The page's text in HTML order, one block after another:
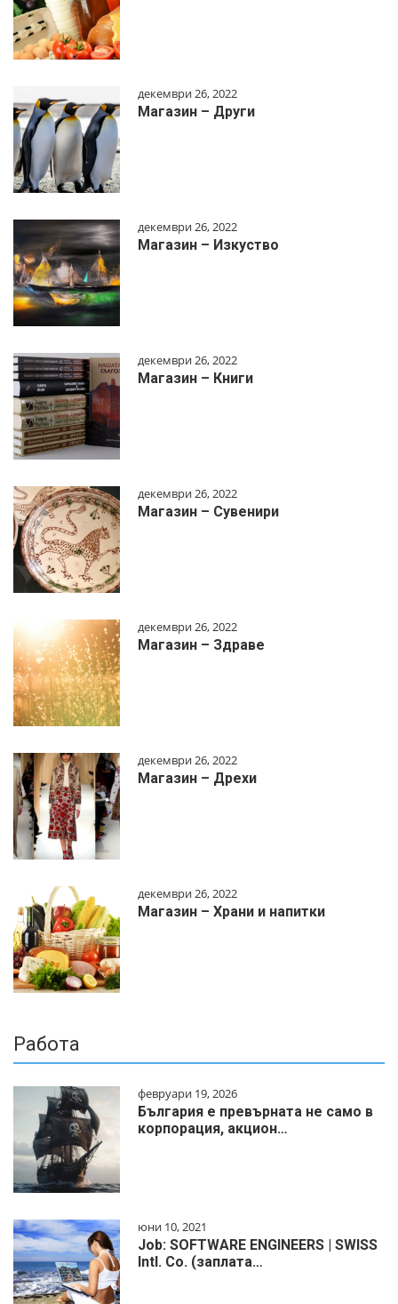
декември 26, 2022
Магазин – Други
декември 26, 2022
Магазин – Изкуство
декември 26, 2022
Магазин – Книги
декември 26, 2022
Магазин – Сувенири
декември 26, 2022
Магазин – Здраве
декември 26, 2022
Магазин – Дрехи
декември 26, 2022
Магазин – Храни и напитки
Работа
февруари 19, 2026
България е превърната не само в
корпорация, акцион…
юни 10, 2021
Job: SOFTWARE ENGINEERS | SWISS
Intl. Co. (заплата…